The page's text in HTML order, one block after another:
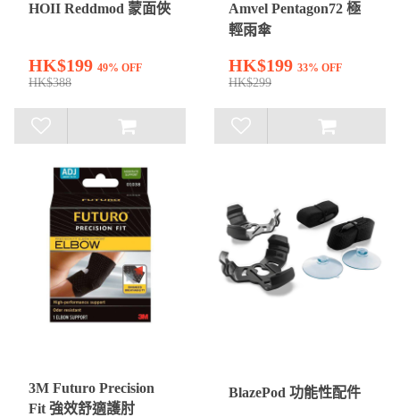
HOII Reddmod 蒙面俠
HK$199 49% OFF
HK$388
Amvel Pentagon72 極
輕雨傘
HK$199 33% OFF
HK$299
3M Futuro Precision
Fit 強效舒適護肘
BlazePod 功能性配件